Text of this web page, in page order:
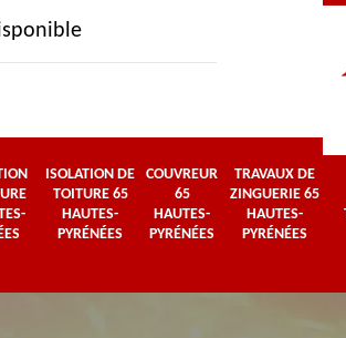
ISOLATION DE
TOITURE 65
HAUTES-
PYRÉNÉES
COUVREUR
65
HAUTES-
PYRÉNÉES
TRAVAUX DE
ZINGUERIE 65
HAUTES-
PYRÉNÉES